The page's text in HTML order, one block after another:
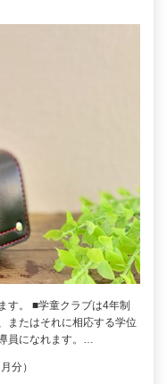
す。 ■学童クラブは4年制
またはそれに相応する学位
員になれます。…
分）